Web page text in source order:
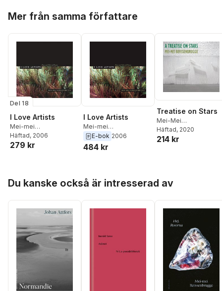
Mer från samma författare
Del 18
I Love Artists
Mei-mei
Berssenbrugge
Hillman
Häftad, 2006
279 kr
I Love Artists
Mei-mei
Berssenbrugge
E-bok 2006
484 kr
Treatise on Stars
Mei-Mei
Berssenbrugge
Häftad, 2020
214 kr
Du kanske också är intresserad av